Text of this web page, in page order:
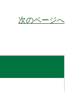
次のページへ